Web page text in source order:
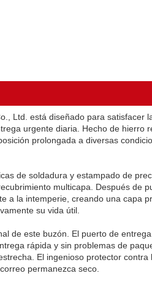
Ltd. está diseñado para satisfacer
urgente diaria. Hecho de hierro
prolongada a diversas
de soldadura y estampado de
multicapa. Después de
a la intemperie, creando una capa
su vida útil.
de este buzón. El puerto de
rápida y sin problemas de
El ingenioso protector
permanezca seco.